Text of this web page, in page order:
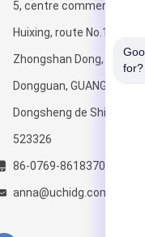
5, centre commercial de
Huixing, route No.1,
Zhongshan Dong, ville
Dongguan, GUANGDONG,
Dongsheng de Shilong NC
523326
86-0769-86183707
anna@uchidg.com
for?